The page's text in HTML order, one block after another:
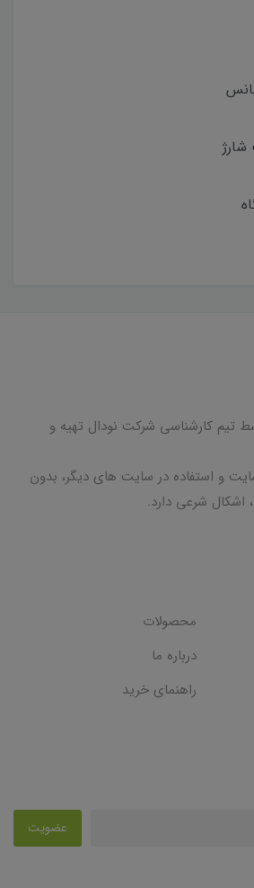
تیم کارشناسی شرکت نودال تهیه و
و استفاده در سایت های دیگر، بدون
اشکال شرعی دارد.
محصولات
درباره ما
راهنمای خرید
عضویت